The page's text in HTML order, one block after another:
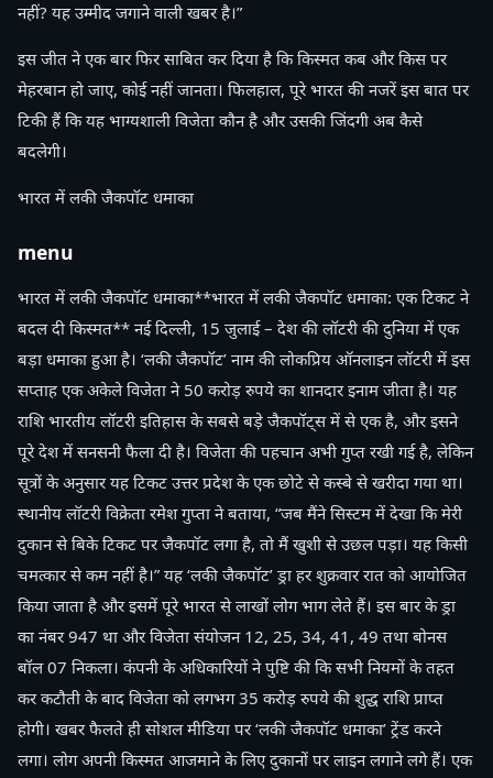
नहीं? यह उम्मीद जगाने वाली खबर है।”
इस जीत ने एक बार फिर साबित कर दिया है कि किस्मत कब और किस पर
मेहरबान हो जाए, कोई नहीं जानता। फिलहाल, पूरे भारत की नजरें इस बात पर
टिकी हैं कि यह भाग्यशाली विजेता कौन है और उसकी जिंदगी अब कैसे
बदलेगी।
भारत में लकी जैकपॉट धमाका
menu
भारत में लकी जैकपॉट धमाका**भारत में लकी जैकपॉट धमाका: एक टिकट ने
बदल दी किस्मत** नई दिल्ली, 15 जुलाई – देश की लॉटरी की दुनिया में एक
बड़ा धमाका हुआ है। ‘लकी जैकपॉट’ नाम की लोकप्रिय ऑनलाइन लॉटरी में इस
सप्ताह एक अकेले विजेता ने 50 करोड़ रुपये का शानदार इनाम जीता है। यह
राशि भारतीय लॉटरी इतिहास के सबसे बड़े जैकपॉट्स में से एक है, और इसने
पूरे देश में सनसनी फैला दी है। विजेता की पहचान अभी गुप्त रखी गई है, लेकिन
सूत्रों के अनुसार यह टिकट उत्तर प्रदेश के एक छोटे से कस्बे से खरीदा गया था।
स्थानीय लॉटरी विक्रेता रमेश गुप्ता ने बताया, “जब मैंने सिस्टम में देखा कि मेरी
दुकान से बिके टिकट पर जैकपॉट लगा है, तो मैं खुशी से उछल पड़ा। यह किसी
चमत्कार से कम नहीं है।” यह ‘लकी जैकपॉट’ ड्रा हर शुक्रवार रात को आयोजित
किया जाता है और इसमें पूरे भारत से लाखों लोग भाग लेते हैं। इस बार के ड्रा
का नंबर 947 था और विजेता संयोजन 12, 25, 34, 41, 49 तथा बोनस
बॉल 07 निकला। कंपनी के अधिकारियों ने पुष्टि की कि सभी नियमों के तहत
कर कटौती के बाद विजेता को लगभग 35 करोड़ रुपये की शुद्ध राशि प्राप्त
होगी। खबर फैलते ही सोशल मीडिया पर ‘लकी जैकपॉट धमाका’ ट्रेंड करने
लगा। लोग अपनी किस्मत आजमाने के लिए दुकानों पर लाइन लगाने लगे हैं। एक